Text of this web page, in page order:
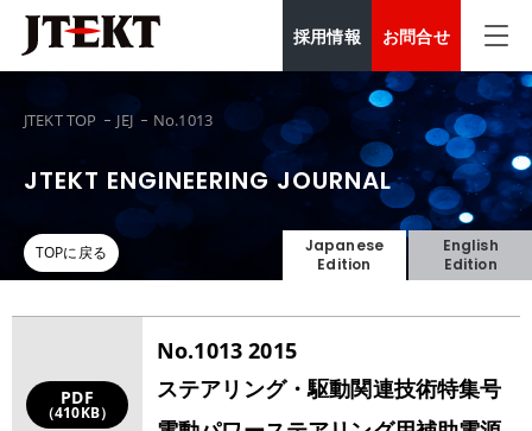
採用情報 お問合せ
JTEKT TOP JEJ No.1013
JTEKT ENGINEERING JOURNAL
TOPに戻る
Japanese
Edition
English
Edition
PDF
（410KB）
No.1013 2015
ステアリング・駆動関連技術特集号